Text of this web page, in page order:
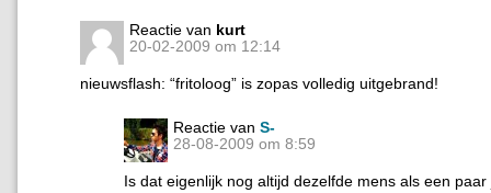
Reactie van kurt
20-02-2009 om 12:14
nieuwsflash: “fritoloog” is zopas volledig uitgebrand!
Reactie van S-
28-08-2009 om 8:59
Is dat eigenlijk nog altijd dezelfde mens als een